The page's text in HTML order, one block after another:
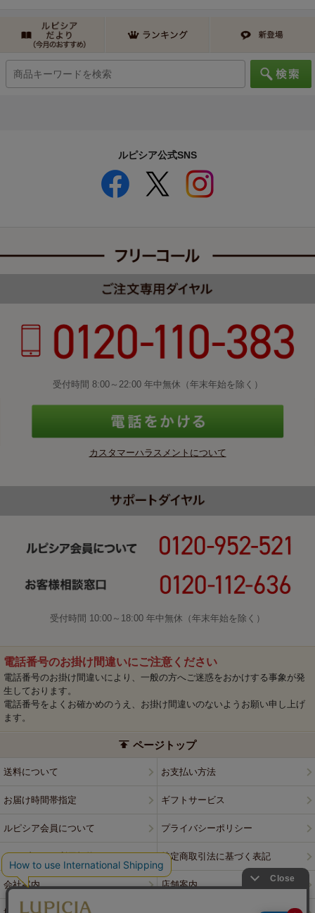
ルピシア公式SNS
受付時間 8:00～22:00 年中無休（年末年始を除く）
カスタマーハラスメントについて
受付時間 10:00～18:00 年中無休（年末年始を除く）
電話番号のお掛け間違いにご注意ください
電話番号のお掛け間違いにより、一般の方へご迷惑をおかけする事象が発
生しております。
電話番号をよくお確かめのうえ、お掛け間違いのないようお願い申し上げ
ます。
ページトップ
送料について お支払い方法
お届け時間帯指定 ギフトサービス
ルピシア会員について プライバシーポリシー
ウェブサイト利用規約 特定商取引法に基づく表記
会社案内 店舗案内